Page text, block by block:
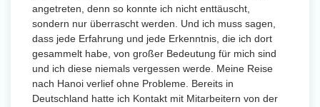
angetreten, denn so konnte ich nicht enttäuscht,
sondern nur überrascht werden. Und ich muss sagen,
dass jede Erfahrung und jede Erkenntnis, die ich dort
gesammelt habe, von großer Bedeutung für mich sind
und ich diese niemals vergessen werde. Meine Reise
nach Hanoi verlief ohne Probleme. Bereits in
Deutschland hatte ich Kontakt mit Mitarbeitern von der